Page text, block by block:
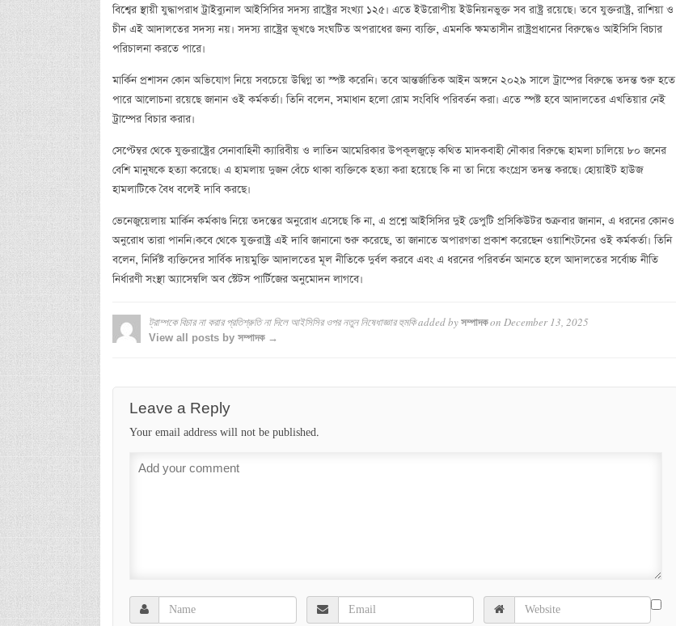
বিশ্বের স্থায়ী যুদ্ধাপরাধ ট্রাইব্যুনাল আইসিসির সদস্য রাষ্ট্রের সংখ্যা ১২৫। এতে ইউরোপীয় ইউনিয়নভুক্ত সব রাষ্ট্র রয়েছে। তবে যুক্তরাষ্ট্র, রাশিয়া ও
চীন এই আদালতের সদস্য নয়। সদস্য রাষ্ট্রের ভূখণ্ডে সংঘটিত অপরাধের জন্য ব্যক্তি, এমনকি ক্ষমতাসীন রাষ্ট্রপ্রধানের বিরুদ্ধেও আইসিসি বিচার
পরিচালনা করতে পারে।
মার্কিন প্রশাসন কোন অভিযোগ নিয়ে সবচেয়ে উদ্বিগ্ন তা স্পষ্ট করেনি। তবে আন্তর্জাতিক আইন অঙ্গনে ২০২৯ সালে ট্রাম্পের বিরুদ্ধে তদন্ত শুরু হতে
পারে আলোচনা রয়েছে জানান ওই কর্মকর্তা। তিনি বলেন, সমাধান হলো রোম সংবিধি পরিবর্তন করা। এতে স্পষ্ট হবে আদালতের এখতিয়ার নেই
ট্রাম্পের বিচার করার।
সেপ্টেম্বর থেকে যুক্তরাষ্ট্রের সেনাবাহিনী ক্যারিবীয় ও লাতিন আমেরিকার উপকূলজুড়ে কথিত মাদকবাহী নৌকার বিরুদ্ধে হামলা চালিয়ে ৮০ জনের
বেশি মানুষকে হত্যা করেছে। এ হামলায় দুজন বেঁচে থাকা ব্যক্তিকে হত্যা করা হয়েছে কি না তা নিয়ে কংগ্রেস তদন্ত করছে। হোয়াইট হাউজ
হামলাটিকে বৈধ বলেই দাবি করছে।
ভেনেজুয়েলায় মার্কিন কর্মকাণ্ড নিয়ে তদন্তের অনুরোধ এসেছে কি না, এ প্রশ্নে আইসিসির দুই ডেপুটি প্রসিকিউটর শুক্রবার জানান, এ ধরনের কোনও
অনুরোধ তারা পাননি।কবে থেকে যুক্তরাষ্ট্র এই দাবি জানানো শুরু করেছে, তা জানাতে অপারগতা প্রকাশ করেছেন ওয়াশিংটনের ওই কর্মকর্তা। তিনি
বলেন, নির্দিষ্ট ব্যক্তিদের সার্বিক দায়মুক্তি আদালতের মূল নীতিকে দুর্বল করবে এবং এ ধরনের পরিবর্তন আনতে হলে আদালতের সর্বোচ্চ নীতি
নির্ধারণী সংস্থা অ্যাসেম্বলি অব স্টেটস পার্টিজের অনুমোদন লাগবে।
ট্রাম্পকে বিচার না করার প্রতিশ্রুতি না দিলে আইসিসির ওপর নতুন নিষেধাজ্ঞার হুমকিadded by সম্পাদকon December 13, 2025
View all posts by সম্পাদক →
Leave a Reply
Your email address will not be published.